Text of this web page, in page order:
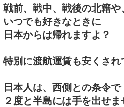
戦前、戦中、戦後の北籍や
いつでも好きなときに
日本からは帰れますよ？
特別に渡航運賃も安くされ
日本人は、西側との条令で
２度と半島には手を出せ